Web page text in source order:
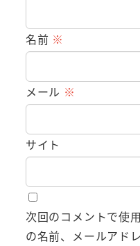
名前 ※
メール ※
サイト
次回のコメントで使
の名前、メールアド